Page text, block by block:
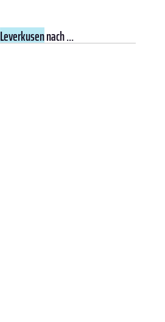
Leverkusennach ...